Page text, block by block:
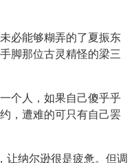
必能够糊弄的了夏振东
脚那位古灵精怪的梁三
个人，如果自己傻乎乎
，遭难的可只有自己罢
让纳尔逊很是疲惫。但调